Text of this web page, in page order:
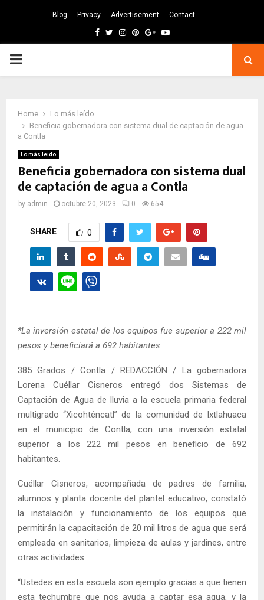
Blog Privacy Advertisement Contact
Facebook
TwitterInstagram
Pinterest
GoogleYoutube
PRIMARY
Home
Lo más leído
Beneficia gobernadora con sistema dual de captación de agua
a Contla
Lo más leído
Beneficia gobernadora con sistema dual
de captación de agua a Contla
by admin octubre 20, 2023 0 654
SHARE 0
*La inversión estatal de los equipos fue superior a 222 mil
pesos y beneficiará a 692 habitantes.
385 Grados / Contla / REDACCIÓN / La gobernadora
Lorena Cuéllar Cisneros entregó dos Sistemas de
Captación de Agua de lluvia a la escuela primaria federal
multigrado “Xicohténcatl” de la comunidad de Ixtlahuaca
en el municipio de Contla, con una inversión estatal
superior a los 222 mil pesos en beneficio de 692
habitantes.
Cuéllar Cisneros, acompañada de padres de familia,
alumnos y planta docente del plantel educativo, constató
la instalación y funcionamiento de los equipos que
permitirán la capacitación de 20 mil litros de agua que será
empleada en sanitarios, limpieza de aulas y jardines, entre
otras actividades.
“Ustedes en esta escuela son ejemplo gracias a que tienen
esta techumbre que nos ayuda a captar esa agua, y la